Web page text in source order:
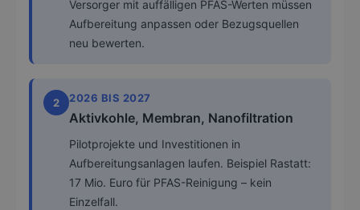
Versorger mit auffälligen PFAS-Werten müssen
Aufbereitung anpassen oder Bezugsquellen
neu bewerten.
2 2026 BIS 2027
Aktivkohle, Membran, Nanofiltration
Pilotprojekte und Investitionen in
Aufbereitungsanlagen laufen. Beispiel Rastatt:
17 Mio. Euro für PFAS-Reinigung – kein
Einzelfall.